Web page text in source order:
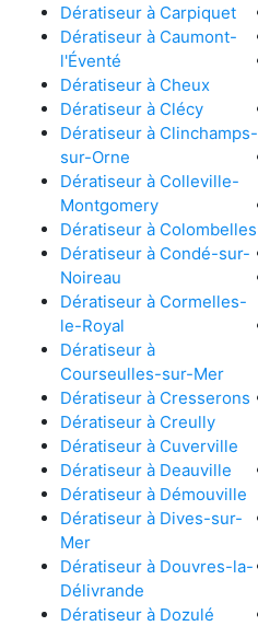
Dératiseur à Carpiquet
Dératiseur à Caumont-
l'Éventé
Dératiseur à Cheux
Dératiseur à Clécy
Dératiseur à Clinchamps-
sur-Orne
Dératiseur à Colleville-
Montgomery
Dératiseur à Colombelles
Dératiseur à Condé-sur-
Noireau
Dératiseur à Cormelles-
le-Royal
Dératiseur à
Courseulles-sur-Mer
Dératiseur à Cresserons
Dératiseur à Creully
Dératiseur à Cuverville
Dératiseur à Deauville
Dératiseur à Démouville
Dératiseur à Dives-sur-
Mer
Dératiseur à Douvres-la-
Délivrande
Dératiseur à Dozulé